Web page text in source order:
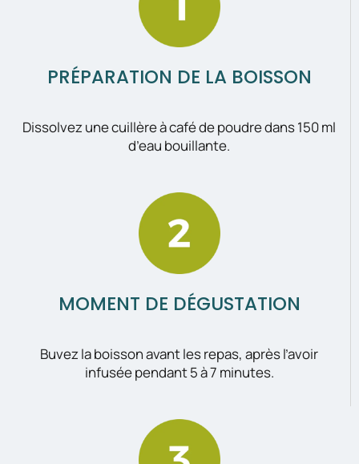
PRÉPARATION DE LA BOISSON
Dissolvez une cuillère à café de poudre dans 150 ml
d’eau bouillante.
MOMENT DE DÉGUSTATION
Buvez la boisson avant les repas, après l’avoir
infusée pendant 5 à 7 minutes.